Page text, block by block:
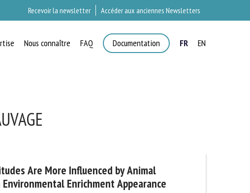
Recevoir la newsletter Accéder aux anciennes Newsletters
Nous connaître FAQ Documentation FR EN
Are More Influenced by Animal
Enrichment Appearance